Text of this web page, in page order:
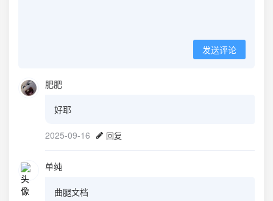
发送评论
肥肥
好耶
2025-09-16 回复
单纯
曲腿文档